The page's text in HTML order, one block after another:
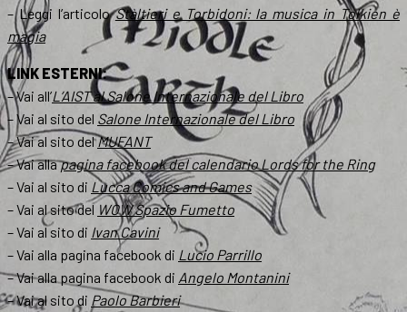
– Leggi l’articoloStàltieri e Torbidoni: la musica in Tolkien è
magia
LINK ESTERNI:
– Vai all’L’AIST al Salone Internazionale del Libro
– Vai al sito del Salone Internazionale del Libro
– Vai al sito delMUFANT
– Vai allapagina facebook del calendario Lords for the Ring
– Vai al sito di Lucca Comics and Games
– Vai al sito delWOW Spazio Fumetto
– Vai al sito di Ivan Cavini
– Vai alla pagina facebook di Lucio Parrillo
– Vai alla pagina facebook di Angelo Montanini
– Vai al sito di Paolo Barbieri